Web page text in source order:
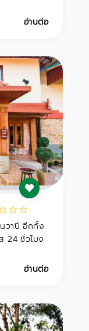
อ่านต่อ
วาปี อีกทั้ง
24 ชั่วโมง
อ่านต่อ